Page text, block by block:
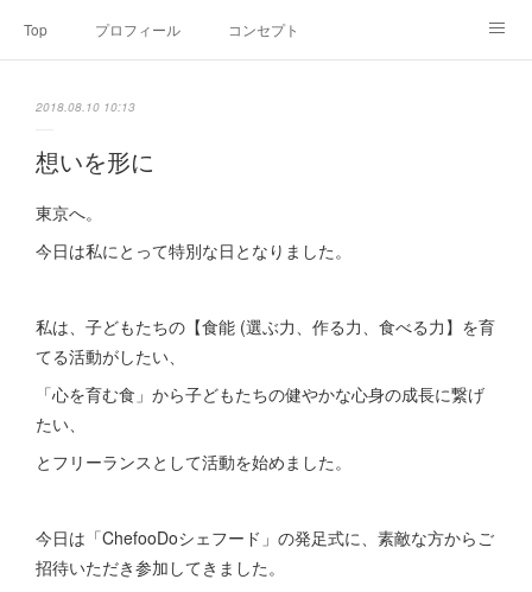
Top プロフィール コンセプト
SNS
2018.08.10 10:13
想いを形に
東京へ。
今日は私にとって特別な日となりました。
私は、子どもたちの【食能 (選ぶ力、作る力、食べる力】を育
てる活動がしたい、
「心を育む食」から子どもたちの健やかな心身の成長に繋げ
たい、
とフリーランスとして活動を始めました。
今日は「ChefooDoシェフード」の発足式に、素敵な方からご
招待いただき参加してきました。